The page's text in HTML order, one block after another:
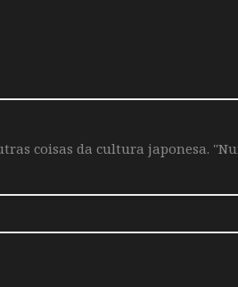
coisas da cultura japonesa.